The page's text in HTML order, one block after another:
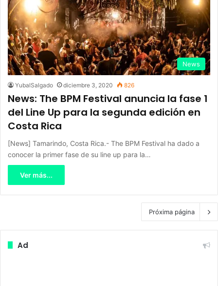
News
YubalSalgado diciembre 3, 2020 826
News: The BPM Festival anuncia la fase 1
del Line Up para la segunda edición en
Costa Rica
[News] Tamarindo, Costa Rica.- The BPM Festival ha dado a
conocer la primer fase de su line up para la…
Ver más...
Próxima página
Ad